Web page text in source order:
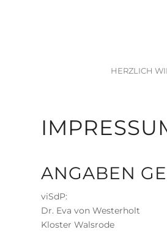
HERZLICH
ANGABEN
viSdP:
Dr. Eva von Westerholt
Kloster Walsrode